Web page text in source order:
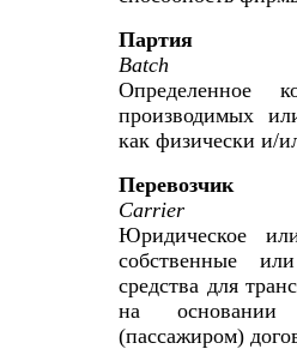
Партия
Batch
Определенное
производимых
как физически и/
Перевозчик
Carrier
Юридическое
собственные
средства для
на основании
(пассажиром)